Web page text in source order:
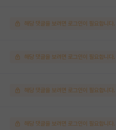
해당 댓글을 보려면 로그인이 필요합니다.
해당 댓글을 보려면 로그인이 필요합니다.
해당 댓글을 보려면 로그인이 필요합니다.
해당 댓글을 보려면 로그인이 필요합니다.